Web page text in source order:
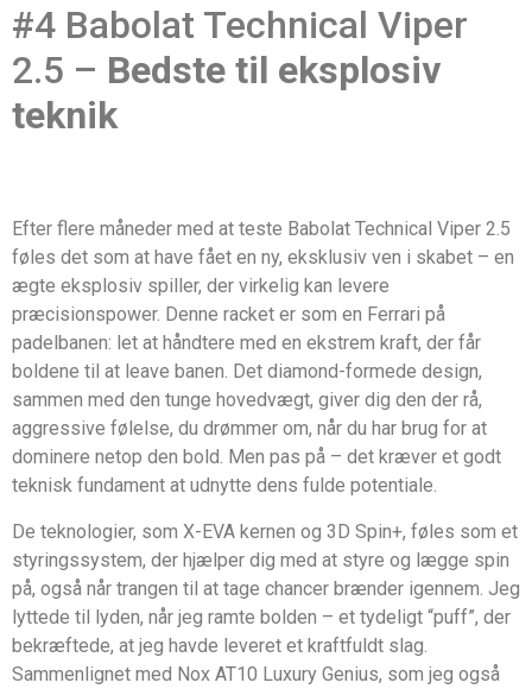
#4 Babolat Technical Viper
2.5 – Bedste til eksplosiv
teknik
Efter flere måneder med at teste Babolat Technical Viper 2.5
føles det som at have fået en ny, eksklusiv ven i skabet – en
ægte eksplosiv spiller, der virkelig kan levere
præcisionspower. Denne racket er som en Ferrari på
padelbanen: let at håndtere med en ekstrem kraft, der får
boldene til at leave banen. Det diamond-formede design,
sammen med den tunge hovedvægt, giver dig den der rå,
aggressive følelse, du drømmer om, når du har brug for at
dominere netop den bold. Men pas på – det kræver et godt
teknisk fundament at udnytte dens fulde potentiale.
De teknologier, som X-EVA kernen og 3D Spin+, føles som et
styringssystem, der hjælper dig med at styre og lægge spin
på, også når trangen til at tage chancer brænder igennem. Jeg
lyttede til lyden, når jeg ramte bolden – et tydeligt “puff”, der
bekræftede, at jeg havde leveret et kraftfuldt slag.
Sammenlignet med Nox AT10 Luxury Genius, som jeg også